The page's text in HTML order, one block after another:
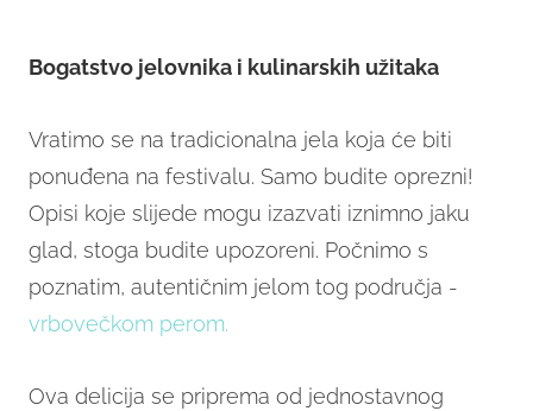
Bogatstvo jelovnika i kulinarskih užitaka
Vratimo se na tradicionalna jela koja će biti
ponuđena na festivalu. Samo budite oprezni!
Opisi koje slijede mogu izazvati iznimno jaku
glad, stoga budite upozoreni. Počnimo s
poznatim, autentičnim jelom tog područja -
vrbovečkom perom.
Ova delicija se priprema od jednostavnog